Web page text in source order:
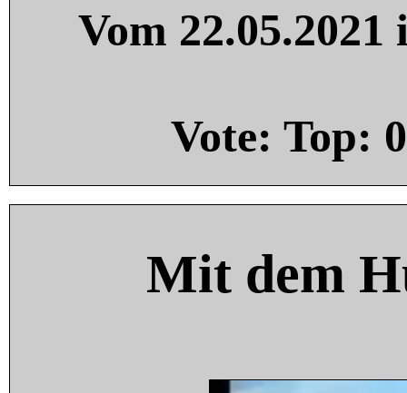
Vom
Vote: Top: 0
Mit dem